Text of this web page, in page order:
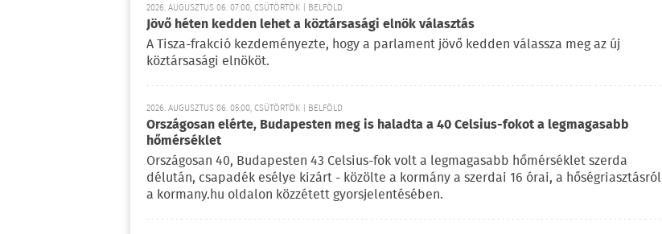
2026. AUGUSZTUS 06. 07:00, CSÜTÖRTÖK | BELFÖLD
Jövő héten kedden lehet a köztársasági elnök választás
A Tisza-frakció kezdeményezte, hogy a parlament jövő kedden válassza meg az új
köztársasági elnököt.
2026. AUGUSZTUS 06. 05:00, CSÜTÖRTÖK | BELFÖLD
Országosan elérte, Budapesten meg is haladta a 40 Celsius-fokot a legmagasabb
hőmérséklet
Országosan 40, Budapesten 43 Celsius-fok volt a legmagasabb hőmérséklet szerda
délután, csapadék esélye kizárt - közölte a kormány a szerdai 16 órai, a hőségriasztásról
a kormany.hu oldalon közzétett gyorsjelentésében.